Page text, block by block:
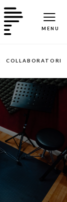
COLLABORATORI